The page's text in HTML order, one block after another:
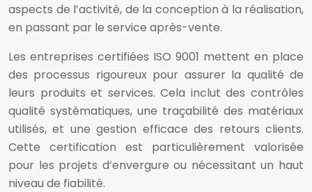
aspects de l’activité, de la conception à la réalisation,
en passant par le service après-vente.
Les entreprises certifiées ISO 9001 mettent en place
des processus rigoureux pour assurer la qualité de
leurs produits et services. Cela inclut des contrôles
qualité systématiques, une traçabilité des matériaux
utilisés, et une gestion efficace des retours clients.
Cette certification est particulièrement valorisée
pour les projets d’envergure ou nécessitant un haut
niveau de fiabilité.